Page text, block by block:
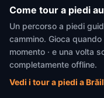
Come tour a piedi
Un percorso a piedi
cammino. Gioca
momento · e una volta
completamente offline.
Vedi i tour a piedi a